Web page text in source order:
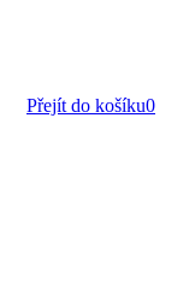
Přejít do košíku0